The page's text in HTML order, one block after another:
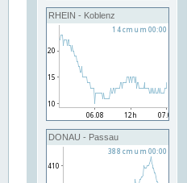
RHEIN - Koblenz
DONAU - Passau